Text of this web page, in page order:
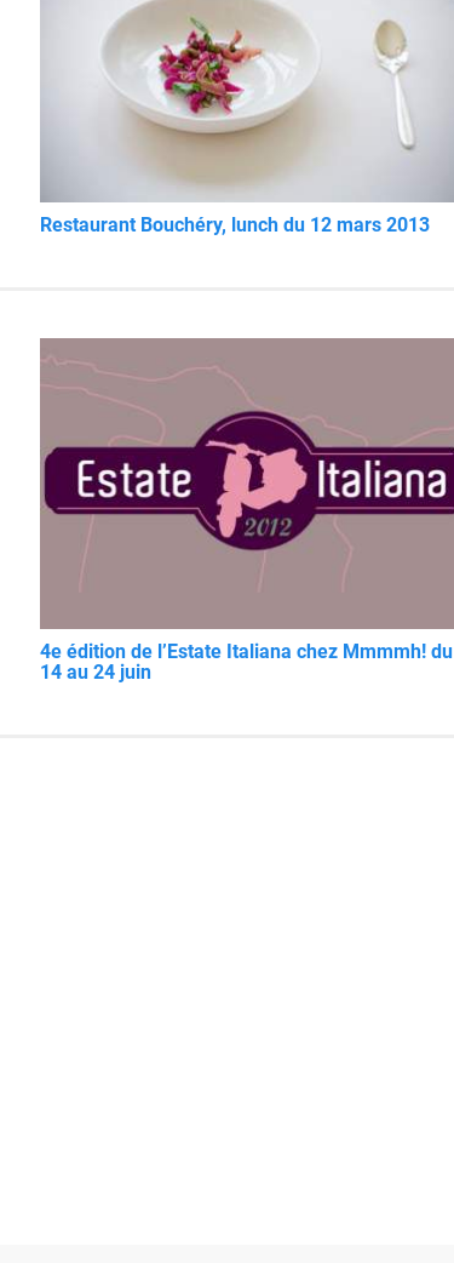
Restaurant Bouchéry, lunch du 12 mars 2013
4e édition de l’Estate Italiana chez Mmmmh! du
14 au 24 juin